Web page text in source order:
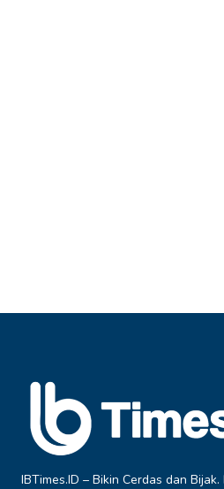
IBTimes.ID – Bikin Cerdas dan Bijak.